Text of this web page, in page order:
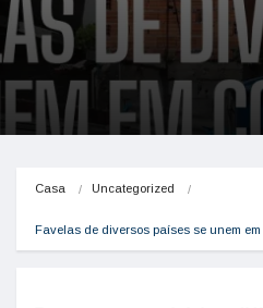
Casa Uncategorized
Favelas de diversos países se unem